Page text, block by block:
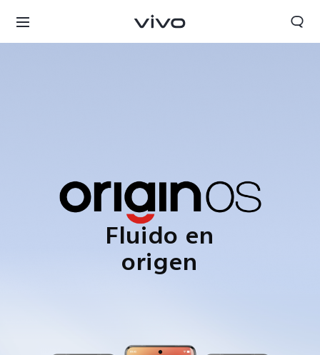
Fluido en
origen